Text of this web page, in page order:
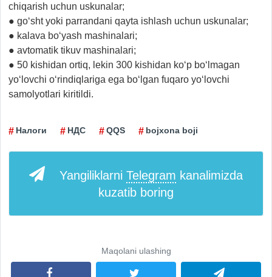
chiqarish uchun uskunalar;
● go‘sht yoki parrandani qayta ishlash uchun uskunalar;
● kalava bo‘yash mashinalari;
● avtomatik tikuv mashinalari;
● 50 kishidan ortiq, lekin 300 kishidan ko‘p bo‘lmagan
yo‘lovchi o‘rindiqlariga ega bo‘lgan fuqaro yo‘lovchi
samolyotlari kiritildi.
Налоги НДС QQS bojxona boji
Yangiliklarni Telegram kanalimizda
kuzatib boring
Maqolani ulashing